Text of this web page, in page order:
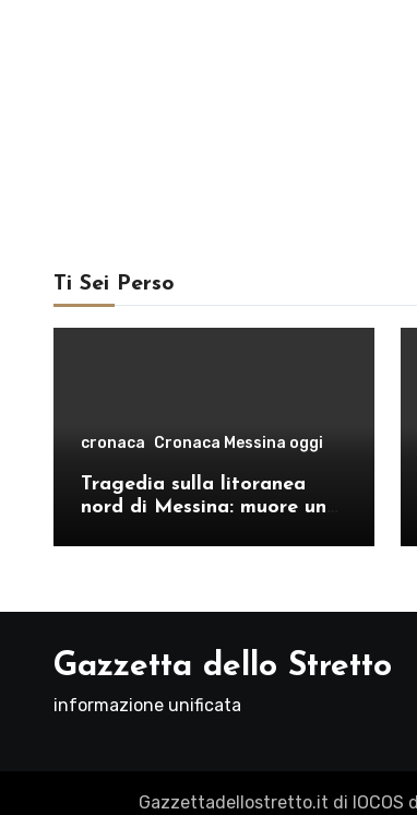
Ti Sei Perso
cronaca Cronaca Messina oggi
Tragedia sulla litoranea
nord di Messina: muore un
Gazzetta dello Stretto
informazione unificata
Gazzettadellostretto.it di IOCOS